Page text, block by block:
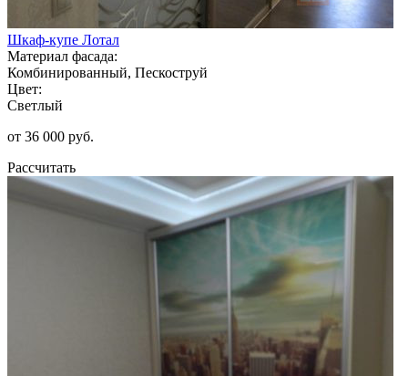
Шкаф-купе Лотал
Материал фасада:
Комбинированный, Пескоструй
Цвет:
Светлый
от 36 000 руб.
Рассчитать